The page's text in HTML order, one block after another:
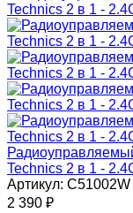
Technics 2 в 1 -
Артикул: C51002W
2 390 ₽